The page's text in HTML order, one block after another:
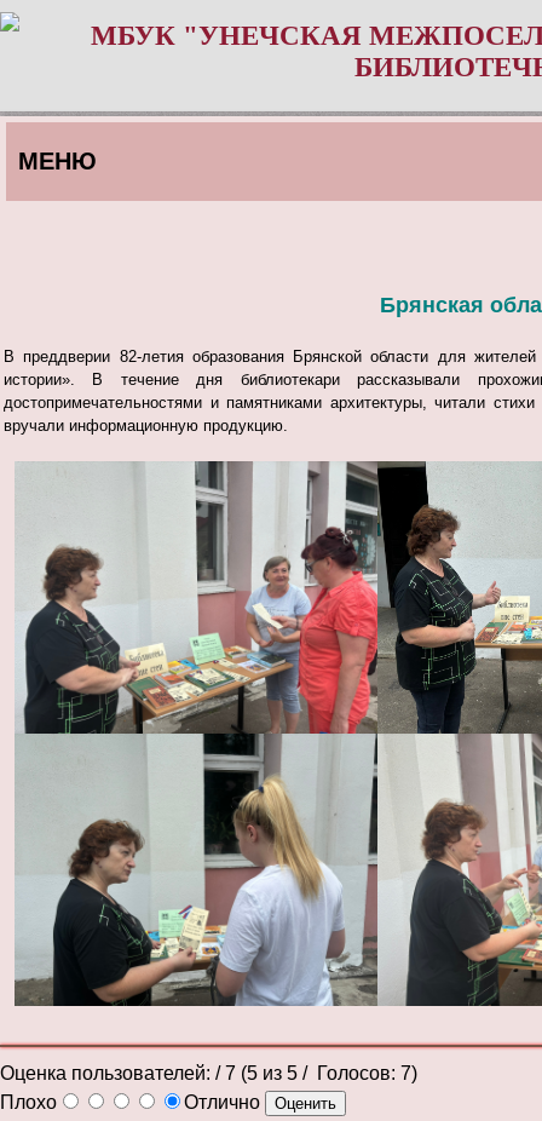
МБУК "УНЕЧСКАЯ
МЕНЮ
Брянская
В преддверии 82-летия образования Брянской области для
истории». В течение дня библиотекари рассказывали
достопримечательностями и памятниками архитектуры, читали
вручали информационную продукцию.
Оценка пользователей: / 7 (5 из 5 / Голосов: 7)
Плохо
Отлично